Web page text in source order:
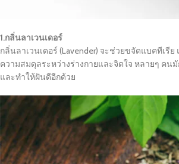
1.กลิ่นลาเวนเดอร์
กลิ่นลาเวนเดอร์ (Lavender) จะช่วยขจัดแบคทีเ
ความสมดุลระหว่างร่างกายและจิตใจ หลายๆ ค
และทำให้ฝันดีอีกด้วย